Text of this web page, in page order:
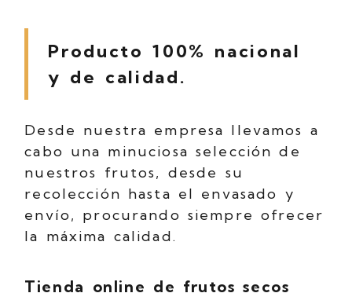
Producto 100% nacional
y de calidad.
Desde nuestra empresa llevamos a
cabo una minuciosa selección de
nuestros frutos, desde su
recolección hasta el envasado y
envío, procurando siempre ofrecer
la máxima calidad.
Tienda online de frutos secos